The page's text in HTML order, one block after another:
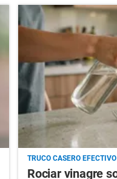
TRUCO CASERO EFECTIVO
Rociar vinagre